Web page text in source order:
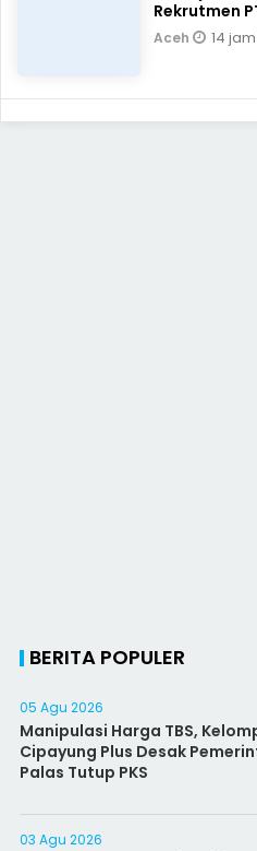
Rekrutmen
Aceh 14
BERITA POPULER
05 Agu 2026
Manipulasi Harga TBS,
Cipayung Plus Desak
Palas Tutup PKS
03 Agu 2026